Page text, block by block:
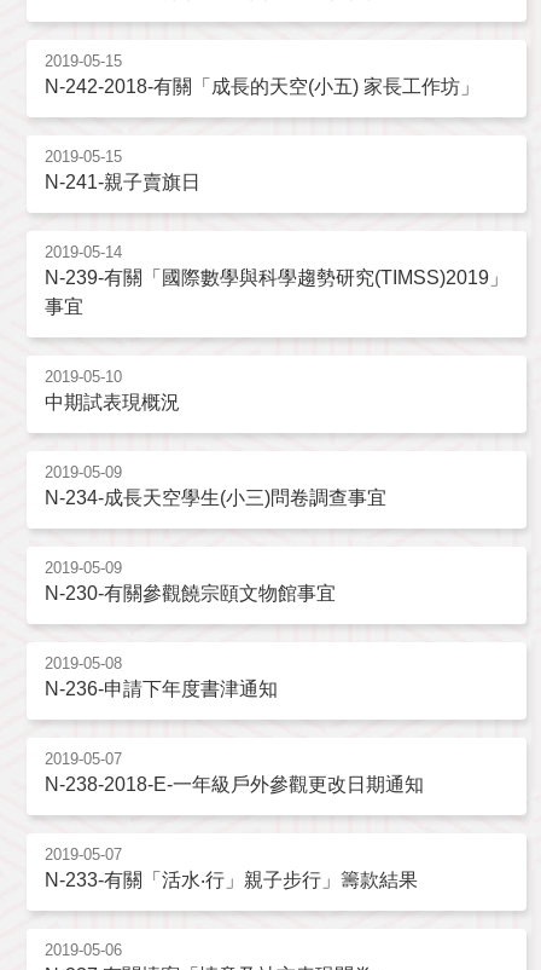
2019-05-15
N-242-2018-有關「成長的天空(小五) 家長工作坊」
2019-05-15
N-241-親子賣旗日
2019-05-14
N-239-有關「國際數學與科學趨勢研究(TIMSS)2019」
事宜
2019-05-10
中期試表現概況
2019-05-09
N-234-成長天空學生(小三)問卷調查事宜
2019-05-09
N-230-有關參觀饒宗頤文物館事宜
2019-05-08
N-236-申請下年度書津通知
2019-05-07
N-238-2018-E-一年級戶外參觀更改日期通知
2019-05-07
N-233-有關「活水‧行」親子步行」籌款結果
2019-05-06